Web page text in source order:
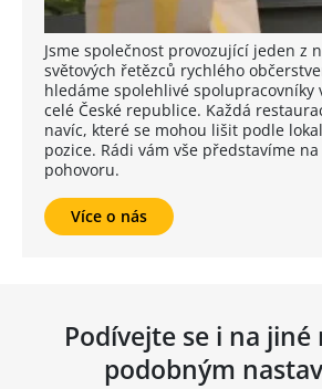
Jsme společnost provozující jeden z
světových řetězců rychlého
hledáme spolehlivé spolupracovníky
celé České republice. Každá
navíc, které se mohou lišit podle
pozice. Rádi vám vše představíme
pohovoru.
Více o nás
Podívejte se i na jiné
podobným